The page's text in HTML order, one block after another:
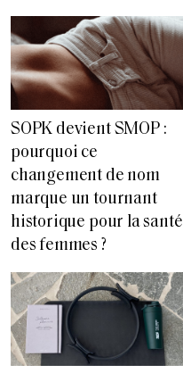
SOPK devient SMOP :
pourquoi ce
changement de nom
marque un tournant
historique pour la santé
des femmes ?